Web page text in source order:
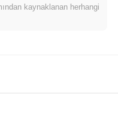
göre DISKNEE'ün
belirtir.
kaynaklanan herhangi